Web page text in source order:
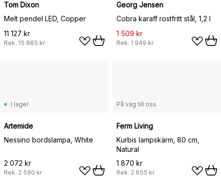
Tom Dixon
Melt pendel LED, Copper
11 127 kr
Rek. 15 885 kr
Georg Jensen
Cobra karaff rostfritt stål, 1,2 l
1 509 kr
Rek. 1 949 kr
I lager
Artemide
Nessino bordslampa, White
2 072 kr
Rek. 2 590 kr
På väg till oss
Ferm Living
Kurbis lampskärm, 80 cm,
Natural
1 870 kr
Rek. 2 655 kr